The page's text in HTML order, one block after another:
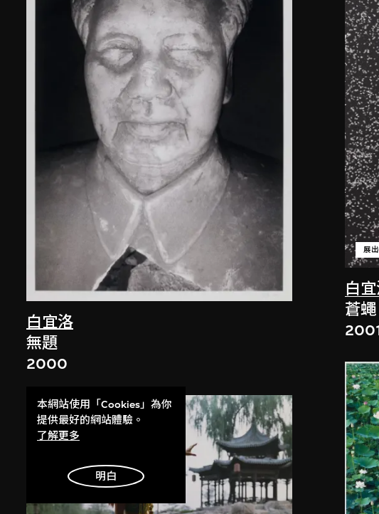
白宜洛
無題
2000
白
展
蒼蠅
本網站使用「Cookies」為你
提供最好的網站體驗。
了解更多
明白